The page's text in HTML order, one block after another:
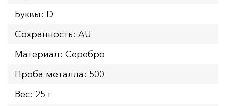
Буквы: D
Сохранность: AU
Материал: Серебро
Проба металла: 500
Вес: 25 г